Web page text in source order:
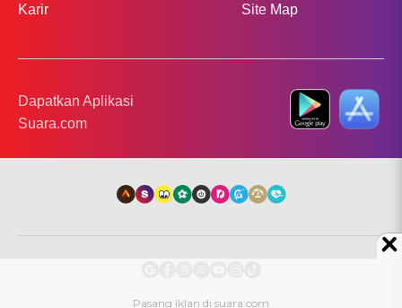
Karir Site Map
Dapatkan Aplikasi
Suara.com